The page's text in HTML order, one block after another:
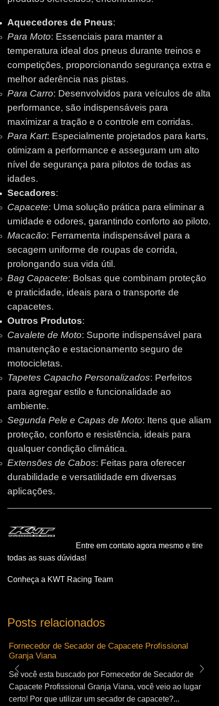
Aquecedores de Pneus:
Para Moto: Essenciais para manter a
temperatura ideal dos pneus durante treinos e
competições, proporcionando segurança extra e
melhor aderência nas pistas.
Para Carro: Desenvolvidos para veículos de alta
performance, são indispensáveis para
maximizar a tração e o controle em corridas.
Para Kart: Especialmente projetados para karts,
otimizam a performance e asseguram um alto
nível de segurança para pilotos de todas as
idades.
Secadores:
Capacete: Uma solução prática para eliminar a
umidade e odores, garantindo conforto ao piloto.
Macacão: Ferramenta indispensável para a
secagem uniforme de roupas de corrida,
prolongando sua vida útil.
Bag Capacete: Bolsas que combinam proteção
e praticidade, ideais para o transporte de
capacetes.
Outros Produtos:
Cavalete de Moto: Suporte indispensável para
manutenção e estacionamento seguro de
motocicletas.
Tapetes Capacho Personalizados: Perfeitos
para agregar estilo e funcionalidade ao
ambiente.
Segunda Pele e Capas de Moto: Itens que aliam
proteção, conforto e resistência, ideais para
qualquer condição climática.
Extensões de Cabos: Feitas para oferecer
durabilidade e versatilidade em diversas
aplicações.
Entre em contato agora mesmo e tire
todas as suas dúvidas!
Conheça a KWT Racing Team
Posts relacionados
Fornecedor de Secador de Capacete Profissional
Granja Viana
Se você esta buscado por Fornecedor de Secador de
Capacete Profissional Granja Viana, você veio ao lugar
certo! Por que utilizar um secador de capacete?...